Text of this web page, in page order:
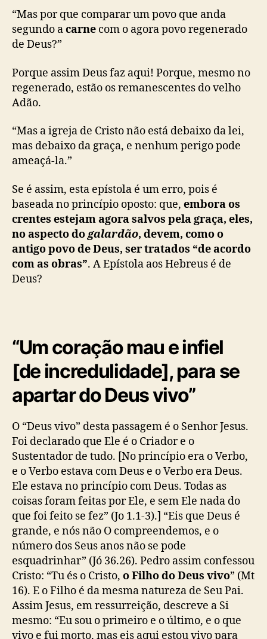
“Mas por que comparar um povo que anda
segundo acarne com o agora povo regenerado
de Deus?”
Porque assim Deus faz aqui! Porque, mesmo no
regenerado, estão os remanescentes do velho
Adão.
“Mas a igreja de Cristo não está debaixo da lei,
mas debaixo da graça, e nenhum perigo pode
ameaçá-la.”
Se é assim, esta epístola é um erro, pois é
baseada no princípio oposto: que, embora os
crentes estejam agora salvos pela graça, eles,
no aspecto dogalardão, devem, como o
antigo povo de Deus, ser tratados “de acordo
com as obras”. A Epístola aos Hebreus é de
Deus?
“Um coração mau e infiel
[de incredulidade], para se
apartar do Deus vivo”
O “Deus vivo” desta passagem é o Senhor Jesus.
Foi declarado que Ele é o Criador e o
Sustentador de tudo. [No princípio era o Verbo,
e o Verbo estava com Deus e o Verbo era Deus.
Ele estava no princípio com Deus. Todas as
coisas foram feitas por Ele, e sem Ele nada do
que foi feito se fez” (Jo 1.1-3).] “Eis que Deus é
grande, e nós não O compreendemos, e o
número dos Seus anos não se pode
esquadrinhar” (Jó 36.26). Pedro assim confessou
Cristo: “Tu és o Cristo, o Filho do Deus vivo” (Mt
16). E o Filho é da mesma natureza de Seu Pai.
Assim Jesus, em ressurreição, descreve a Si
mesmo: “Eu sou o primeiro e o último, e o que
vivo e fui morto, mas eis aqui estou vivo para